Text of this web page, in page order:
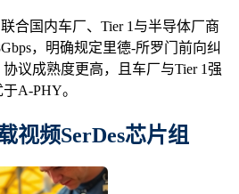
合国内车厂、Tier 1与半导体厂商
，明确规定里德-所罗门前向纠
议成熟度更高，且车厂与Tier 1强
A-PHY。
视频SerDes芯片组